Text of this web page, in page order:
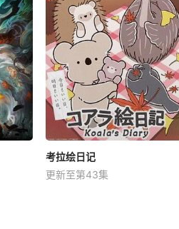
考拉绘日记
更新至第43集